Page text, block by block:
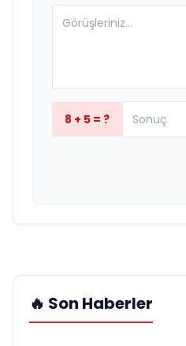
8 + 5 = ?
🔥 Son Haberler